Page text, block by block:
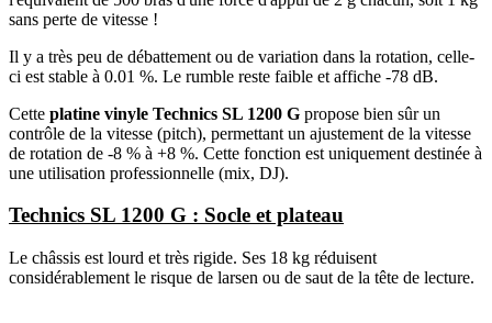
sans perte de vitesse !
Il y a très peu de débattement ou de variation dans la rotation, celle-
ci est stable à 0.01 %. Le rumble reste faible et affiche -78 dB.
Cette platine vinyle Technics SL 1200 G propose bien sûr un
contrôle de la vitesse (pitch), permettant un ajustement de la vitesse
de rotation de -8 % à +8 %. Cette fonction est uniquement destinée à
une utilisation professionnelle (mix, DJ).
Technics SL 1200 G : Socle et plateau
Le châssis est lourd et très rigide. Ses 18 kg réduisent
considérablement le risque de larsen ou de saut de la tête de lecture.